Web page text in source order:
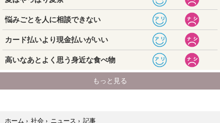
ホーム › 社会 › ニュース › 記事